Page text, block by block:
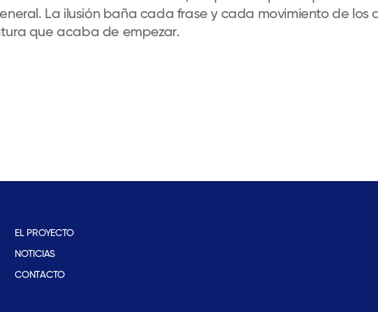
La ilusión baña cada frase y cada movimiento de los
que acaba de empezar.
EL PROYECTO
NOTICIAS
CONTACTO